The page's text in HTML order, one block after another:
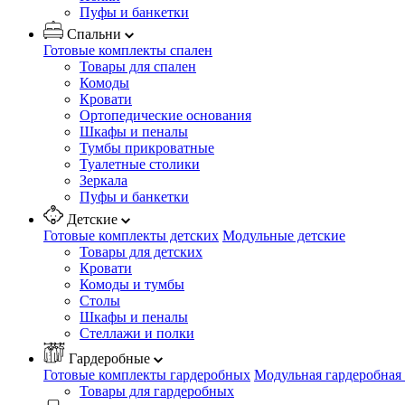
Пуфы и банкетки
Спальни
Готовые комплекты спален
Товары для спален
Комоды
Кровати
Ортопедические основания
Шкафы и пеналы
Тумбы прикроватные
Туалетные столики
Зеркала
Пуфы и банкетки
Детские
Готовые комплекты детских Модульные детские
Товары для детских
Кровати
Комоды и тумбы
Столы
Шкафы и пеналы
Стеллажи и полки
Гардеробные
Готовые комплекты гардеробных Модульная
Товары для гардеробных